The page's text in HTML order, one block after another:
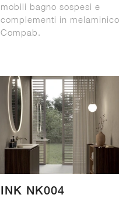
mobili bagno sospesi e
complementi in
Compab.
INK NK004